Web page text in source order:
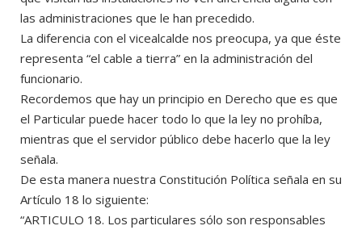
las administraciones que le han precedido.
La diferencia con el vicealcalde nos preocupa, ya que éste
representa “el cable a tierra” en la administración del
funcionario.
Recordemos que hay un principio en Derecho que es que
el Particular puede hacer todo lo que la ley no prohíba,
mientras que el servidor público debe hacerlo que la ley
señala.
De esta manera nuestra Constitución Política señala en su
Artículo 18 lo siguiente:
“ARTICULO 18. Los particulares sólo son responsables